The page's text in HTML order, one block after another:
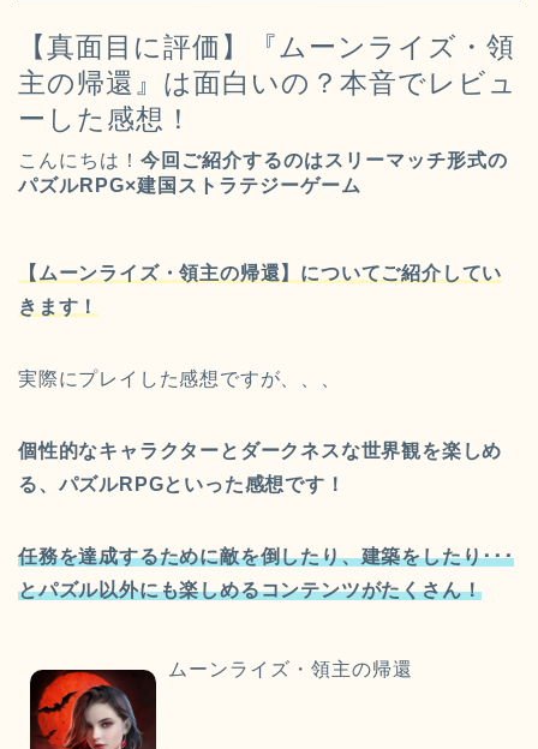
【真面目に評価】『ムーンライズ・領
主の帰還』は面白いの？本音でレビュ
ーした感想！
こんにちは！ 今回ご紹介するのはスリーマッチ形式の
パズルRPG×建国ストラテジーゲーム
【ムーンライズ・領主の帰還】についてご紹介してい
きます！
実際にプレイした感想ですが、、、
個性的なキャラクターとダークネスな世界観を楽しめ
る、パズルRPGといった感想です！
任務を達成するために敵を倒したり、建築をしたり･･･
とパズル以外にも楽しめるコンテンツがたくさん！
ムーンライズ・領主の帰還